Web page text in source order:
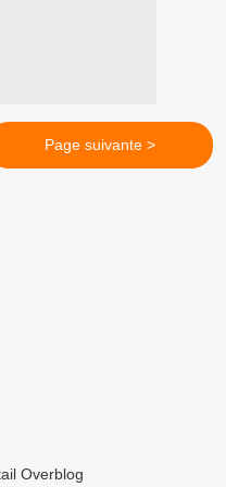
Page suivante >
Overblog